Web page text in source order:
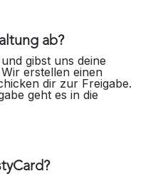
ab?
gibst uns deine
erstellen einen
dir zur Freigabe.
geht es in die